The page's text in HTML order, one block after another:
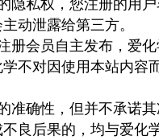
隐私权，您注册的用
动泄露给第三方。
册会员自主发布，爱
不对因使用本站内容
准确性，但并不承诺
良后果的，均与爱化